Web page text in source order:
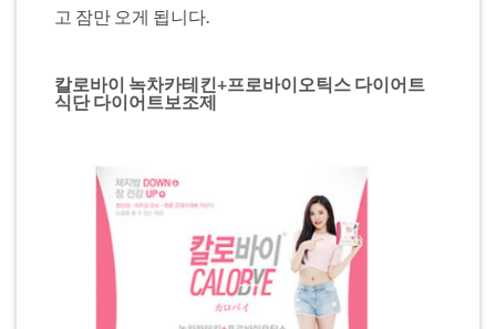
고 잠만 오게 됩니다.
칼로바이 녹차카테킨+프로바이오틱스 다이어트
식단 다이어트보조제